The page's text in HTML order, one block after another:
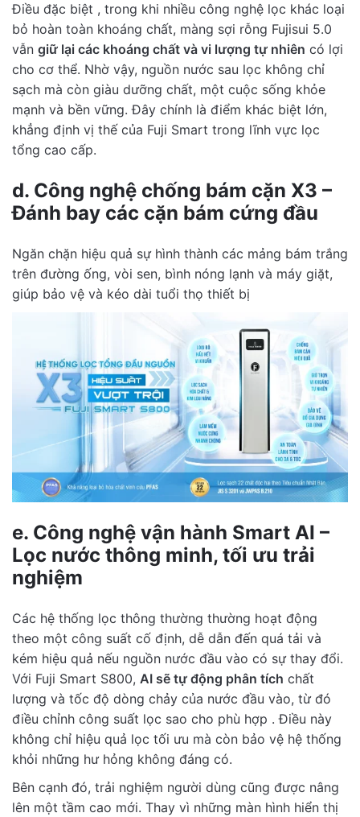
Điều đặc biệt , trong khi nhiều công nghệ lọc khác loại
bỏ hoàn toàn khoáng chất, màng sợi rỗng Fujisui 5.0
vẫn giữ lại các khoáng chất và vi lượng tự nhiên có lợi
cho cơ thể. Nhờ vậy, nguồn nước sau lọc không chỉ
sạch mà còn giàu dưỡng chất, một cuộc sống khỏe
mạnh và bền vững. Đây chính là điểm khác biệt lớn,
khẳng định vị thế của Fuji Smart trong lĩnh vực lọc
tổng cao cấp.
d. Công nghệ chống bám cặn X3 –
Đánh bay các cặn bám cứng đầu
Ngăn chặn hiệu quả sự hình thành các mảng bám trắng
trên đường ống, vòi sen, bình nóng lạnh và máy giặt,
giúp bảo vệ và kéo dài tuổi thọ thiết bị
e. Công nghệ vận hành Smart AI –
Lọc nước thông minh, tối ưu trải
nghiệm
Các hệ thống lọc thông thường thường hoạt động
theo một công suất cố định, dễ dẫn đến quá tải và
kém hiệu quả nếu nguồn nước đầu vào có sự thay đổi.
Với Fuji Smart S800, AI sẽ tự động phân tích chất
lượng và tốc độ dòng chảy của nước đầu vào, từ đó
điều chỉnh công suất lọc sao cho phù hợp . Điều này
không chỉ hiệu quả lọc tối ưu mà còn bảo vệ hệ thống
khỏi những hư hỏng không đáng có.
Bên cạnh đó, trải nghiệm người dùng cũng được nâng
lên một tầm cao mới. Thay vì những màn hình hiển thị